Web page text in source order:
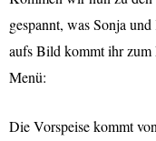
gespannt, was Sonja
aufs Bild kommt ihr zum
Menü:
Die Vorspeise kommt